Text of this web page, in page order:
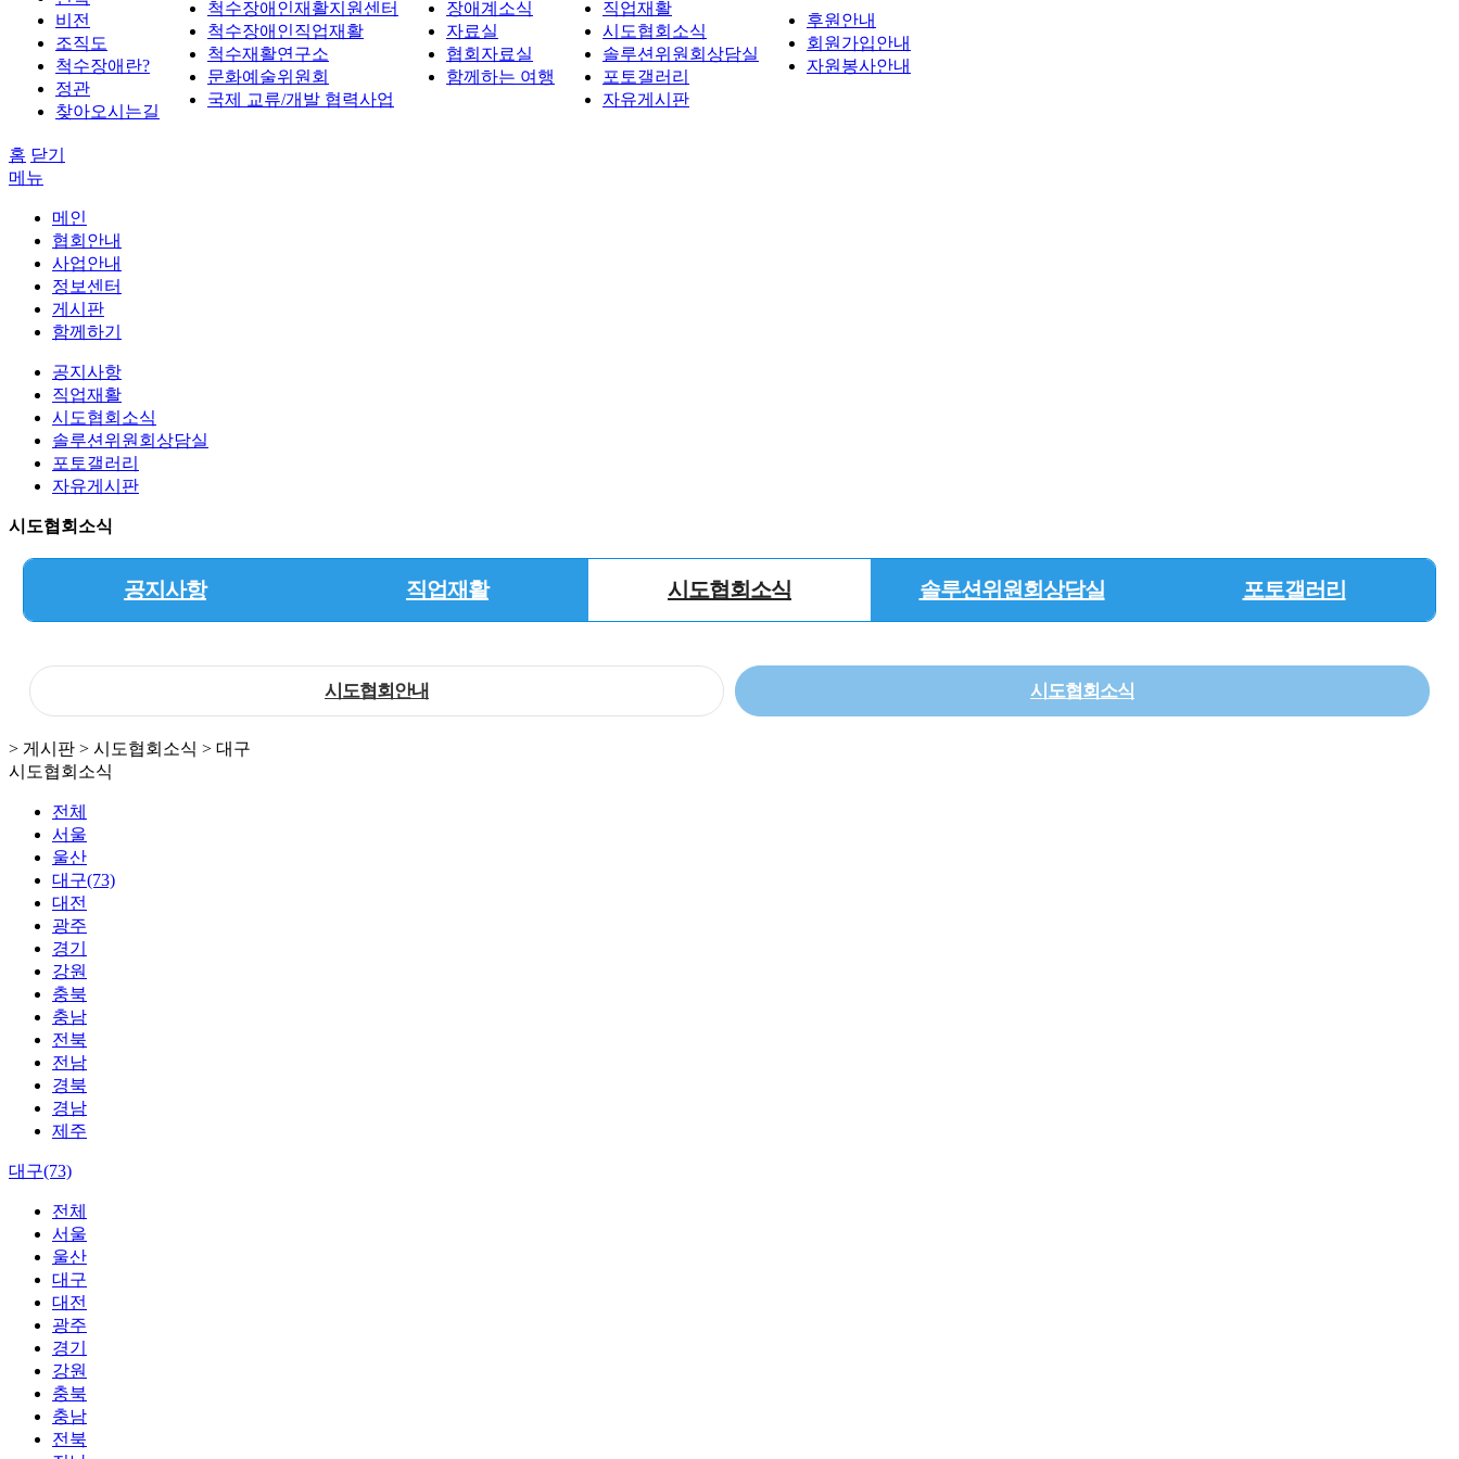
비전
조직도
척수장애란?
정관
찾아오시는길
척수장애인재활지원센터
척수장애인직업재활
척수재활연구소
문화예술위원회
국제 교류/개발 협력사업
장애계소식
자료실
협회자료실
함께하는 여행
직업재활
시도협회소식
솔루션위원회상담실
포토갤러리
자유게시판
후원안내
회원가입안내
자원봉사안내
홈 닫기
메뉴
메인
협회안내
사업안내
정보센터
게시판
함께하기
공지사항
직업재활
시도협회소식
솔루션위원회상담실
포토갤러리
자유게시판
시도협회소식
공지사항 직업재활 시도협회소식 솔루션위원회상담실 포토갤러리
시도협회안내 시도협회소식
> 게시판 > 시도협회소식 > 대구
시도협회소식
전체
서울
울산
대구(73)
대전
광주
경기
강원
충북
충남
전북
전남
경북
경남
제주
대구(73)
전체
서울
울산
대구
대전
광주
경기
강원
충북
충남
전북